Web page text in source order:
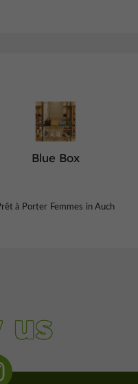
Blue Box
à Porter Femmes in Auch
us